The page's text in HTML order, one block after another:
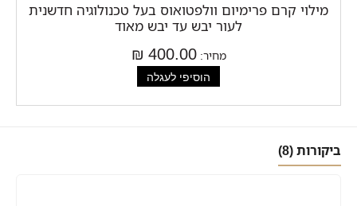
מילוי קרם פרימיום וולפטואוס בעל טכנולוגיה חדשנית
לעור יבש עד יבש מאוד
מחיר:400.00 ₪
ביקורות (8)